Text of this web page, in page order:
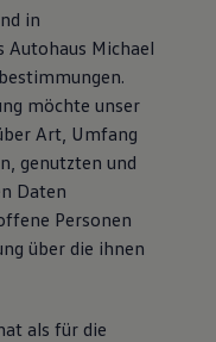
in
Michael
möchte unser
Art, Umfang
genutzten und
Daten
Personen
über die ihnen
als für die